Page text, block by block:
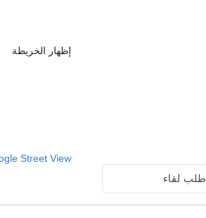
إظهار الخريطة
Street View
طلب لقاء